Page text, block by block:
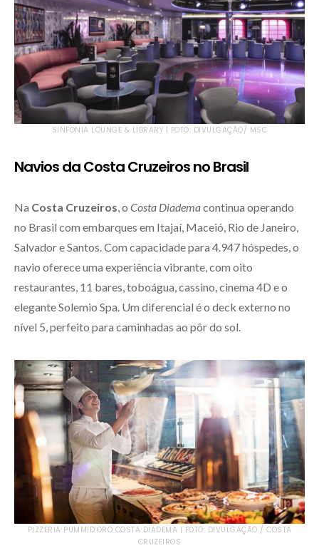
SINFONIA LOUNGE & LIBRARY | FOTO: DIVULGAÇÃO/ MSC
Navios da Costa Cruzeiros no Brasil
Na Costa Cruzeiros, o Costa Diademacontinua operando
no Brasil com embarques em Itajaí, Maceió, Rio de Janeiro,
Salvador e Santos. Com capacidade para 4.947 hóspedes, o
navio oferece uma experiência vibrante, com oito
restaurantes, 11 bares, toboágua, cassino, cinema 4D e o
elegante Solemio Spa. Um diferencial é o deck externo no
nível 5, perfeito para caminhadas ao pôr do sol.
PIZZERIA PUMMID’ORO COSTA DIADEMA | FOTO: DIVULGAÇÃO / COSTA
CRUZEIROS